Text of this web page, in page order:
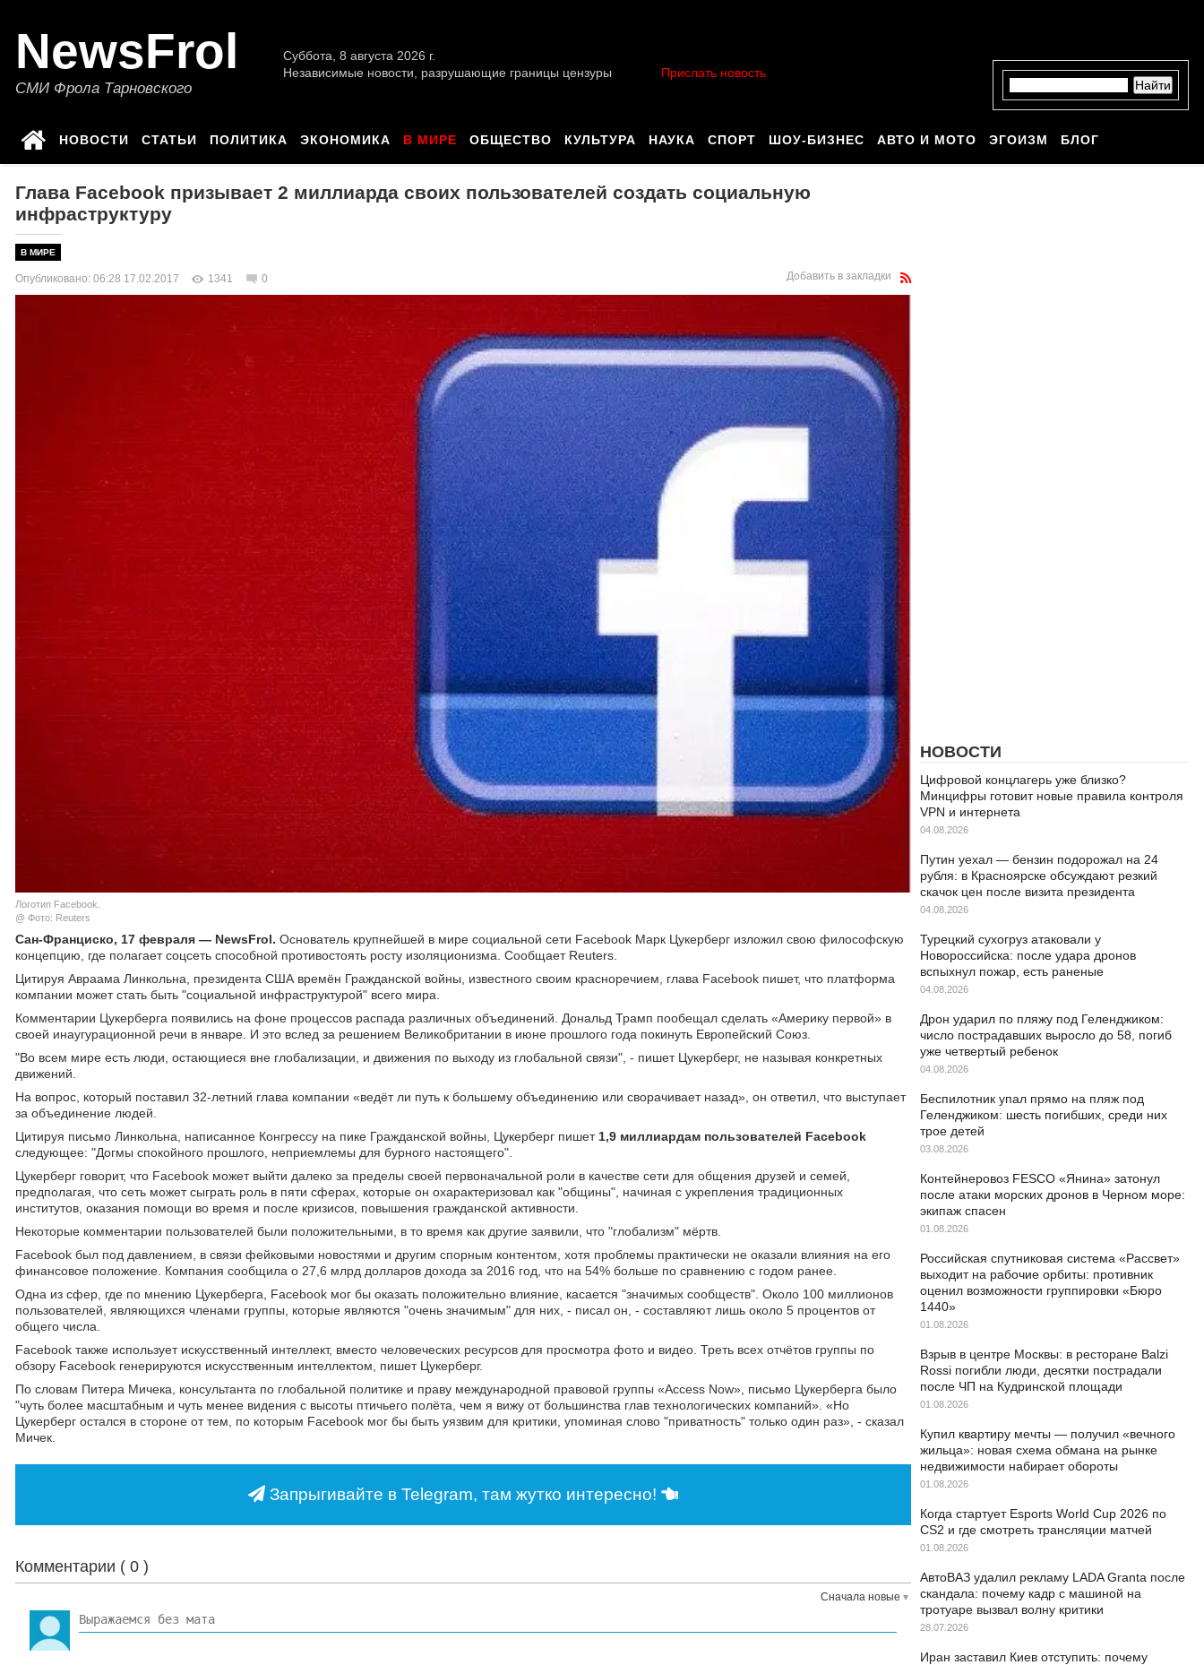
NewsFrol
СМИ Фрола Тарновского
Суббота, 8 августа 2026 г.
Независимые новости, разрушающие границы цензуры
Прислать новость
НОВОСТИ СТАТЬИ ПОЛИТИКА ЭКОНОМИКА В МИРЕ ОБЩЕСТВО КУЛЬТУРА НАУКА СПОРТ ШОУ-БИЗНЕС АВТО И МОТО ЭГОИЗМ БЛОГ
Глава Facebook призывает 2 миллиарда своих пользователей создать социальную
инфраструктуру
В МИРЕ
Опубликовано: 06:28 17.02.2017 1341 0 Добавить в закладки
Логотип Facebook.
@ Фото: Reuters
Сан-Франциско, 17 февраля — NewsFrol. Основатель крупнейшей в мире социальной сети Facebook Марк Цукерберг изложил свою философскую
концепцию, где полагает соцсеть способной противостоять росту изоляционизма. Сообщает Reuters.
Цитируя Авраама Линкольна, президента США времён Гражданской войны, известного своим красноречием, глава Facebook пишет, что платформа
компании может стать быть "социальной инфраструктурой" всего мира.
Комментарии Цукерберга появились на фоне процессов распада различных объединений. Дональд Трамп пообещал сделать «Америку первой» в
своей инаугурационной речи в январе. И это вслед за решением Великобритании в июне прошлого года покинуть Европейский Союз.
"Во всем мире есть люди, остающиеся вне глобализации, и движения по выходу из глобальной связи", - пишет Цукерберг, не называя конкретных
движений.
На вопрос, который поставил 32-летний глава компании «ведёт ли путь к большему объединению или сворачивает назад», он ответил, что выступает
за объединение людей.
Цитируя письмо Линкольна, написанное Конгрессу на пике Гражданской войны, Цукерберг пишет1,9 миллиардам пользователей Facebook
следующее: "Догмы спокойного прошлого, неприемлемы для бурного настоящего".
Цукерберг говорит, что Facebook может выйти далеко за пределы своей первоначальной роли в качестве сети для общения друзей и семей,
предполагая, что сеть может сыграть роль в пяти сферах, которые он охарактеризовал как "общины", начиная с укрепления традиционных
институтов, оказания помощи во время и после кризисов, повышения гражданской активности.
Некоторые комментарии пользователей были положительными, в то время как другие заявили, что "глобализм" мёртв.
Facebook был под давлением, в связи фейковыми новостями и другим спорным контентом, хотя проблемы практически не оказали влияния на его
финансовое положение. Компания сообщила о 27,6 млрд долларов дохода за 2016 год, что на 54% больше по сравнению с годом ранее.
Одна из сфер, где по мнению Цукерберга, Facebook мог бы оказать положительно влияние, касается "значимых сообществ". Около 100 миллионов
пользователей, являющихся членами группы, которые являются "очень значимым" для них, - писал он, - составляют лишь около 5 процентов от
общего числа.
Facebook также использует искусственный интеллект, вместо человеческих ресурсов для просмотра фото и видео. Треть всех отчётов группы по
обзору Facebook генерируются искусственным интеллектом, пишет Цукерберг.
По словам Питера Мичека, консультанта по глобальной политике и праву международной правовой группы «Access Now», письмо Цукерберга было
"чуть более масштабным и чуть менее видения с высоты птичьего полёта, чем я вижу от большинства глав технологических компаний». «Но
Цукерберг остался в стороне от тем, по которым Facebook мог бы быть уязвим для критики, упоминая слово "приватность" только один раз», - сказал
Мичек.
Запрыгивайте в Telegram, там жутко интересно!
Комментарии ( 0 )
Сначала новые
НОВОСТИ
Цифровой концлагерь уже близко?
Минцифры готовит новые правила контроля
VPN и интернета
04.08.2026
Путин уехал — бензин подорожал на 24
рубля: в Красноярске обсуждают резкий
скачок цен после визита президента
04.08.2026
Турецкий сухогруз атаковали у
Новороссийска: после удара дронов
вспыхнул пожар, есть раненые
04.08.2026
Дрон ударил по пляжу под Геленджиком:
число пострадавших выросло до 58, погиб
уже четвертый ребенок
04.08.2026
Беспилотник упал прямо на пляж под
Геленджиком: шесть погибших, среди них
трое детей
03.08.2026
Контейнеровоз FESCO «Янина» затонул
после атаки морских дронов в Черном море:
экипаж спасен
01.08.2026
Российская спутниковая система «Рассвет»
выходит на рабочие орбиты: противник
оценил возможности группировки «Бюро
1440»
01.08.2026
Взрыв в центре Москвы: в ресторане Balzi
Rossi погибли люди, десятки пострадали
после ЧП на Кудринской площади
01.08.2026
Купил квартиру мечты — получил «вечного
жильца»: новая схема обмана на рынке
недвижимости набирает обороты
01.08.2026
Когда стартует Esports World Cup 2026 по
CS2 и где смотреть трансляции матчей
01.08.2026
АвтоВАЗ удалил рекламу LADA Granta после
скандала: почему кадр с машиной на
тротуаре вызвал волну критики
28.07.2026
Иран заставил Киев отступить: почему